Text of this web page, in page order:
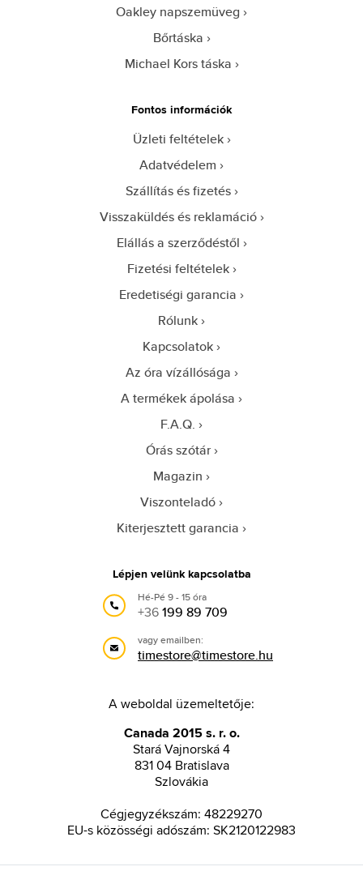
Oakley napszemüveg
Bőrtáska
Michael Kors táska
Fontos információk
Üzleti feltételek
Adatvédelem
Szállítás és fizetés
Visszaküldés és reklamáció
Elállás a szerződéstől
Fizetési feltételek
Eredetiségi garancia
Rólunk
Kapcsolatok
Az óra vízállósága
A termékek ápolása
F.A.Q.
Órás szótár
Magazin
Viszonteladó
Kiterjesztett garancia
Lépjen velünk kapcsolatba
Hé-Pé 9 - 15 óra
+36199 89 709
vagy emailben:
timestore@timestore.hu
A weboldal üzemeltetője:
Canada 2015 s. r. o.
Stará Vajnorská 4
831 04 Bratislava
Szlovákia
Cégjegyzékszám: 48229270
EU-s közösségi adószám: SK2120122983